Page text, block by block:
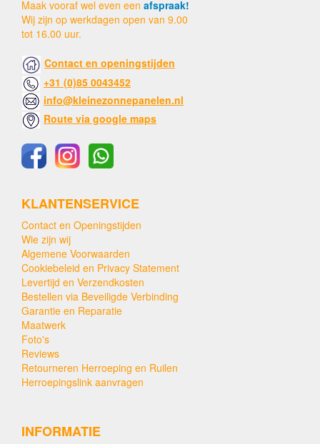
Maak vooraf wel even een afspraak!
Wij zijn op werkdagen open van 9.00
tot 16.00 uur.
Contact en openingstijden
+31 (0)85 0043452
info@kleinezonnepanelen.nl
Route via google maps
KLANTENSERVICE
Contact en Openingstijden
Wie zijn wij
Algemene Voorwaarden
Cookiebeleid en Privacy Statement
Levertijd en Verzendkosten
Bestellen via Beveiligde Verbinding
Garantie en Reparatie
Maatwerk
Foto's
Reviews
Retourneren Herroeping en Ruilen
Herroepingslink aanvragen
INFORMATIE